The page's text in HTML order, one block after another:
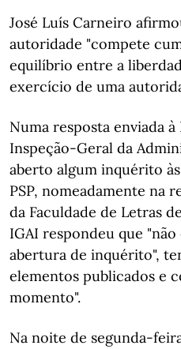
José Luís Carneiro
autoridade "compete
equilíbrio entre a
exercício de uma
Numa resposta enviada à
Inspeção-Geral da
aberto algum inquérito
PSP, nomeadamente na
da Faculdade de Letras
IGAI respondeu que
abertura de inquérito",
elementos publicados e
momento".
Na noite de segunda-